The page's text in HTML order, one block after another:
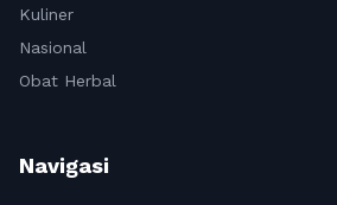
Kuliner
Nasional
Obat Herbal
Navigasi